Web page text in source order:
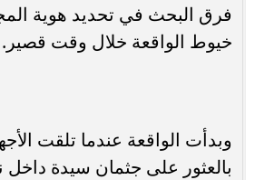
فرق البحث في تحديد هوية
خيوط الواقعة خلال وقت قصير.
وبدأت الواقعة عندما تلقت
بالعثور على جثمان سيدة داخل